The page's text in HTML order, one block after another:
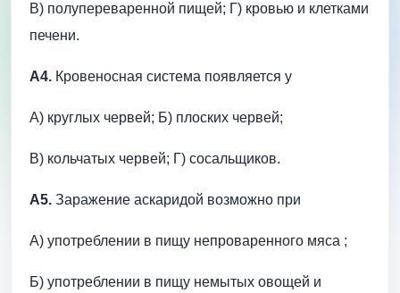
В) полупереваренной пищей; Г) кровью и клетками
печени.
А4. Кровеносная система появляется у
А) круглых червей; Б) плоских червей;
В) кольчатых червей; Г) сосальщиков.
А5. Заражение аскаридой возможно при
А) употреблении в пищу непроваренного мяса ;
Б) употреблении в пищу немытых овощей и